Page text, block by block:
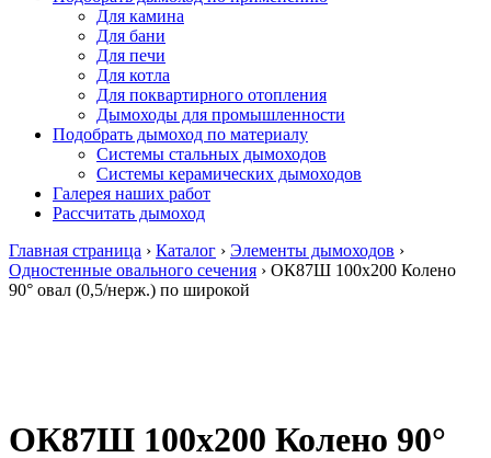
Для камина
Для бани
Для печи
Для котла
Для поквартирного отопления
Дымоходы для промышленности
Подобрать дымоход по материалу
Системы стальных дымоходов
Системы керамических дымоходов
Галерея наших работ
Рассчитать дымоход
Главная страница › Каталог › Элементы дымоходов ›
Одностенные овального сечения › ОК87Ш 100х200 Колено
90° овал (0,5/нерж.) по широкой
ОК87Ш 100х200 Колено 90°